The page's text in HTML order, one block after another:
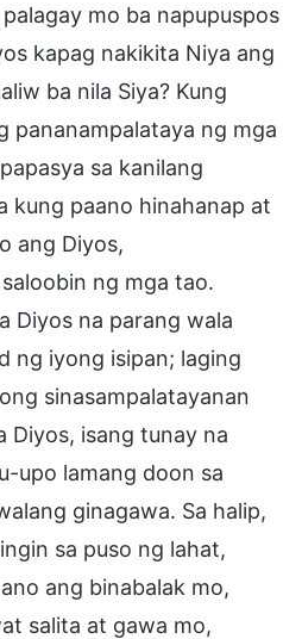
mo ba napupuspos
kapag nakikita Niya ang
ba nila Siya? Kung
pananampalataya ng mga
sa kanilang
kung paano hinahanap at
ang Diyos,
ng mga tao.
Diyos na parang wala
ng iyong isipan; laging
sinasampalatayanan
Diyos, isang tunay na
upo lamang doon sa
ginagawa. Sa halip,
sa puso ng lahat,
ang binabalak mo,
salita at gawa mo,